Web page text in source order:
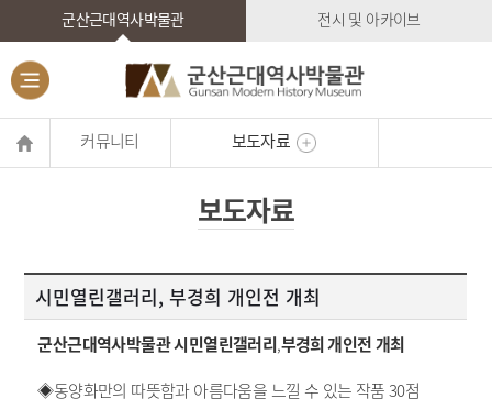
군산근대역사박물관 전시 및 아카이브
커뮤니티 보도자료
보도자료
시민열린갤러리, 부경희 개인전 개최
군산근대역사박물관 시민열린갤러리,부경희개인전 개최
◈동양화만의 따뜻함과 아름다움을 느낄 수 있는 작품30점